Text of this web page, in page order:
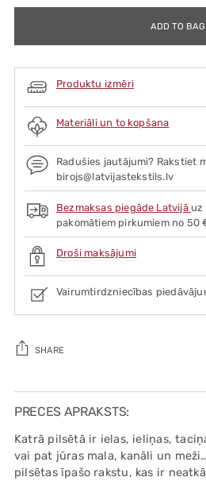
ADD TO BAG
Produktu izmēri
Materiāli un to kopšana
Radušies jautājumi? Rakstiet
birojs@latvijastekstils.lv
Bezmaksas piegāde Latvijā uz
pakomātiem pirkumiem no 50
Droši maksājumi
Vairumtirdzniecības
SHARE
Adding
product
your
cart
PRECES APRAKSTS:
Katrā pilsētā ir ielas, ieliņas,
vai pat jūras mala, kanāli un
pilsētas īpašo rakstu, kas ir